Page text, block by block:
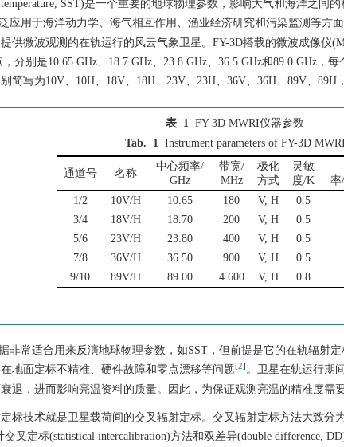
temperature, SST)是一个重要的地球物理参数，影响大气和海洋之间
应用于海洋动力学、海气相互作用、渔业经济研究和污染监测等方面
供微波观测的在轨运行的风云气象卫星。FY-3D搭载的微波成像仪
分别是10.65 GHz、18.7 GHz、23.8 GHz、36.5 GHz和89.0 GHz，
简写为10V、10H、18V、18H、23V、23H、36V、36H、89V、89H
表 1 FY-3D MWRI仪器参数
Tab. 1 Instrument parameters of FY-3D MWRI
通道号 名称
中心频率/
GHz
带宽/
MHz
极化
方式
灵敏
度/K
率
1/2
10V/H 10.65 180 V, H 0.5
3/4
18V/H 18.70 200 V, H 0.5
5/6
23V/H 23.80 400 V, H 0.5
7/8
36V/H 36.50 900 V, H 0.5
9/10
89V/H 89.00 4 600 V, H 0.8
非常适合用来反演地球物理参数，如SST，但前提是它的在轨辐射
地面定标不精准、硬件故障和零点漂移等问题[2] 。卫星在轨运行期
退，进而影响亮温资料的质量。因此，为保证观测亮温的精准度需
标技术就是卫星载荷间的交叉辐射定标。交叉辐射定标方法大致分
交叉定标(statistical intercalibration)方法和双差异(double difference,